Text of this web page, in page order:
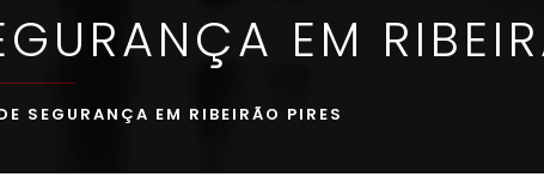
EM
SEGURANÇA EM RIBEIRÃO PIRES